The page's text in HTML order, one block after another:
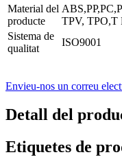
Material del
producte
TPV, TPO,T
Sistema de
qualitat
ISO9001
Envieu-nos un correu
Detall del
Etiquetes de